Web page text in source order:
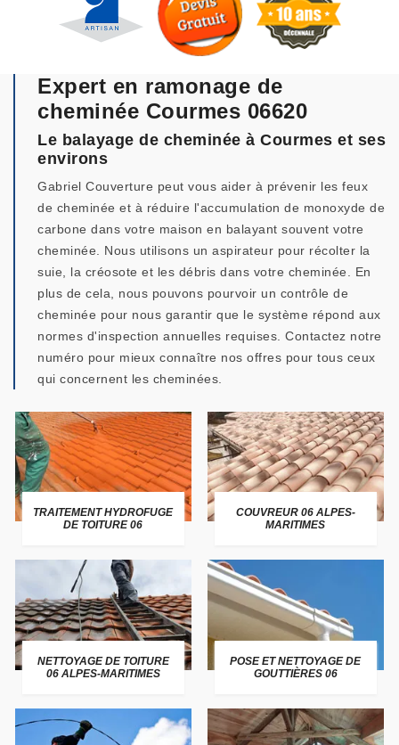
Expert en ramonage de
cheminée Courmes 06620
Le balayage de cheminée à Courmes et ses
environs
Gabriel Couverture peut vous aider à prévenir les feux
de cheminée et à réduire l'accumulation de monoxyde de
carbone dans votre maison en balayant souvent votre
cheminée. Nous utilisons un aspirateur pour récolter la
suie, la créosote et les débris dans votre cheminée. En
plus de cela, nous pouvons pourvoir un contrôle de
cheminée pour nous garantir que le système répond aux
normes d'inspection annuelles requises. Contactez notre
numéro pour mieux connaître nos offres pour tous ceux
qui concernent les cheminées.
TRAITEMENT HYDROFUGE
DE TOITURE 06
COUVREUR 06 ALPES-
MARITIMES
NETTOYAGE DE TOITURE
06 ALPES-MARITIMES
POSE ET NETTOYAGE DE
GOUTTIÈRES 06